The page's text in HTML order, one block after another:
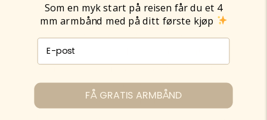
Som en myk start på reisen får du et 4
mm armbånd med på ditt første kjøp
E-post påmelding
FÅ GRATIS ARMBÅND